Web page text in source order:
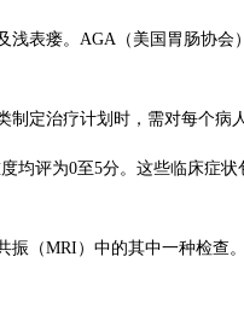
表瘘。 AGA （美国胃肠协会
定治疗计划时，需对每个病
均评为0至5分。这些临床症状
振（MRI ）中的其中一种检查